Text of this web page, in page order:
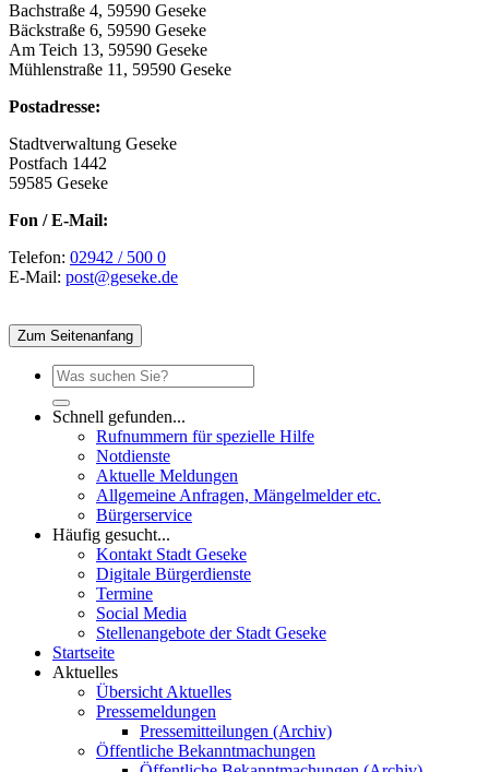
Bachstraße 4, 59590 Geseke
Bäckstraße 6, 59590 Geseke
Am Teich 13, 59590 Geseke
Mühlenstraße 11, 59590 Geseke
Postadresse:
Stadtverwaltung Geseke
Postfach 1442
59585 Geseke
Fon / E-Mail:
Telefon: 02942 / 500 0
E-Mail: post@geseke.de
Zum Seitenanfang
Schnell gefunden...
Rufnummern für spezielle Hilfe
Notdienste
Aktuelle Meldungen
Allgemeine Anfragen, Mängelmelder etc.
Bürgerservice
Häufig gesucht...
Kontakt Stadt Geseke
Digitale Bürgerdienste
Termine
Social Media
Stellenangebote der Stadt Geseke
Startseite
Aktuelles
Übersicht Aktuelles
Pressemeldungen
Pressemitteilungen (Archiv)
Öffentliche Bekanntmachungen